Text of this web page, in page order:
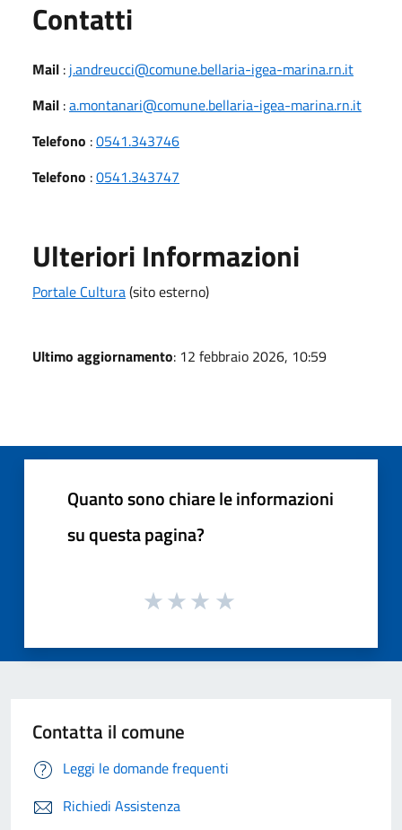
Contatti
Mail : j.andreucci@comune.bellaria-igea-marina.rn.it
Mail :a.montanari@comune.bellaria-igea-marina.rn.it
Telefono :0541.343746
Telefono :0541.343747
Ulteriori Informazioni
Portale Cultura(sito esterno)
Ultimo aggiornamento: 12 febbraio 2026, 10:59
Quanto sono chiare le informazioni
su questa pagina?
Contatta il comune
Leggi le domande frequenti
Richiedi Assistenza